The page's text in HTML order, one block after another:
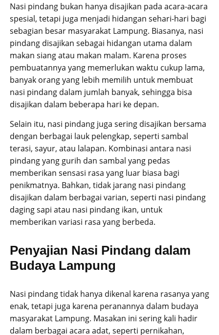
Nasi pindang bukan hanya disajikan pada acara-acara
spesial, tetapi juga menjadi hidangan sehari-hari bagi
sebagian besar masyarakat Lampung. Biasanya, nasi
pindang disajikan sebagai hidangan utama dalam
makan siang atau makan malam. Karena proses
pembuatannya yang memerlukan waktu cukup lama,
banyak orang yang lebih memilih untuk membuat
nasi pindang dalam jumlah banyak, sehingga bisa
disajikan dalam beberapa hari ke depan.
Selain itu, nasi pindang juga sering disajikan bersama
dengan berbagai lauk pelengkap, seperti sambal
terasi, sayur, atau lalapan. Kombinasi antara nasi
pindang yang gurih dan sambal yang pedas
memberikan sensasi rasa yang luar biasa bagi
penikmatnya. Bahkan, tidak jarang nasi pindang
disajikan dalam berbagai varian, seperti nasi pindang
daging sapi atau nasi pindang ikan, untuk
memberikan variasi rasa yang berbeda.
Penyajian Nasi Pindang dalam
Budaya Lampung
Nasi pindang tidak hanya dikenal karena rasanya yang
enak, tetapi juga karena peranannya dalam budaya
masyarakat Lampung. Masakan ini sering kali hadir
dalam berbagai acara adat, seperti pernikahan,